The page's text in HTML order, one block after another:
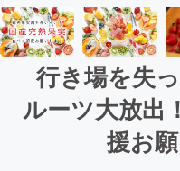
行き場を失
ルーツ大放出
援お